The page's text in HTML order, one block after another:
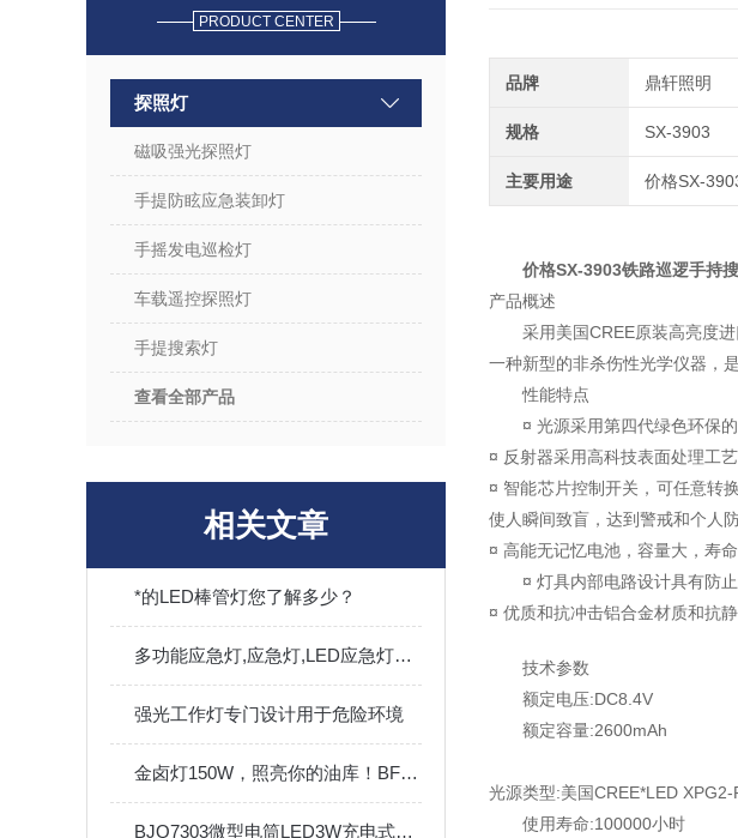
PRODUCT CENTER
探照灯
磁吸强光探照灯
手提防眩应急装卸灯
手摇发电巡检灯
车载遥控探照灯
手提搜索灯
查看全部产品
相关文章
*的LED棒管灯您了解多少？
多功能应急灯,应急灯,LED应急灯具备断电自动应急照明等功能
强光工作灯专门设计用于危险环境
金卤灯150W，照亮你的油库！BFC8120吸顶式加油站
BJQ7303微型电筒LED3W充电式电量显示搜索头灯
品牌 鼎轩照明
规格 SX-3903
主要用途 价格SX-
价格SX-3903铁路巡逻手持
产品概述
采用美国CREE原装高亮度
一种新型的非杀伤性光学仪器，
性能特点
¤ 光源采用第四代绿色环保
¤ 反射器采用高科技表面处理工
¤ 智能芯片控制开关，可任意转
使人瞬间致盲，达到警戒和个人防
¤ 高能无记忆电池，容量大，寿
¤ 灯具内部电路设计具有防
¤ 优质和抗冲击铝合金材质和抗
技术参数
额定电压:DC8.4V
额定容量:2600mAh
光源类型:美国CREE*LED XPG2-
使用寿命:100000小时